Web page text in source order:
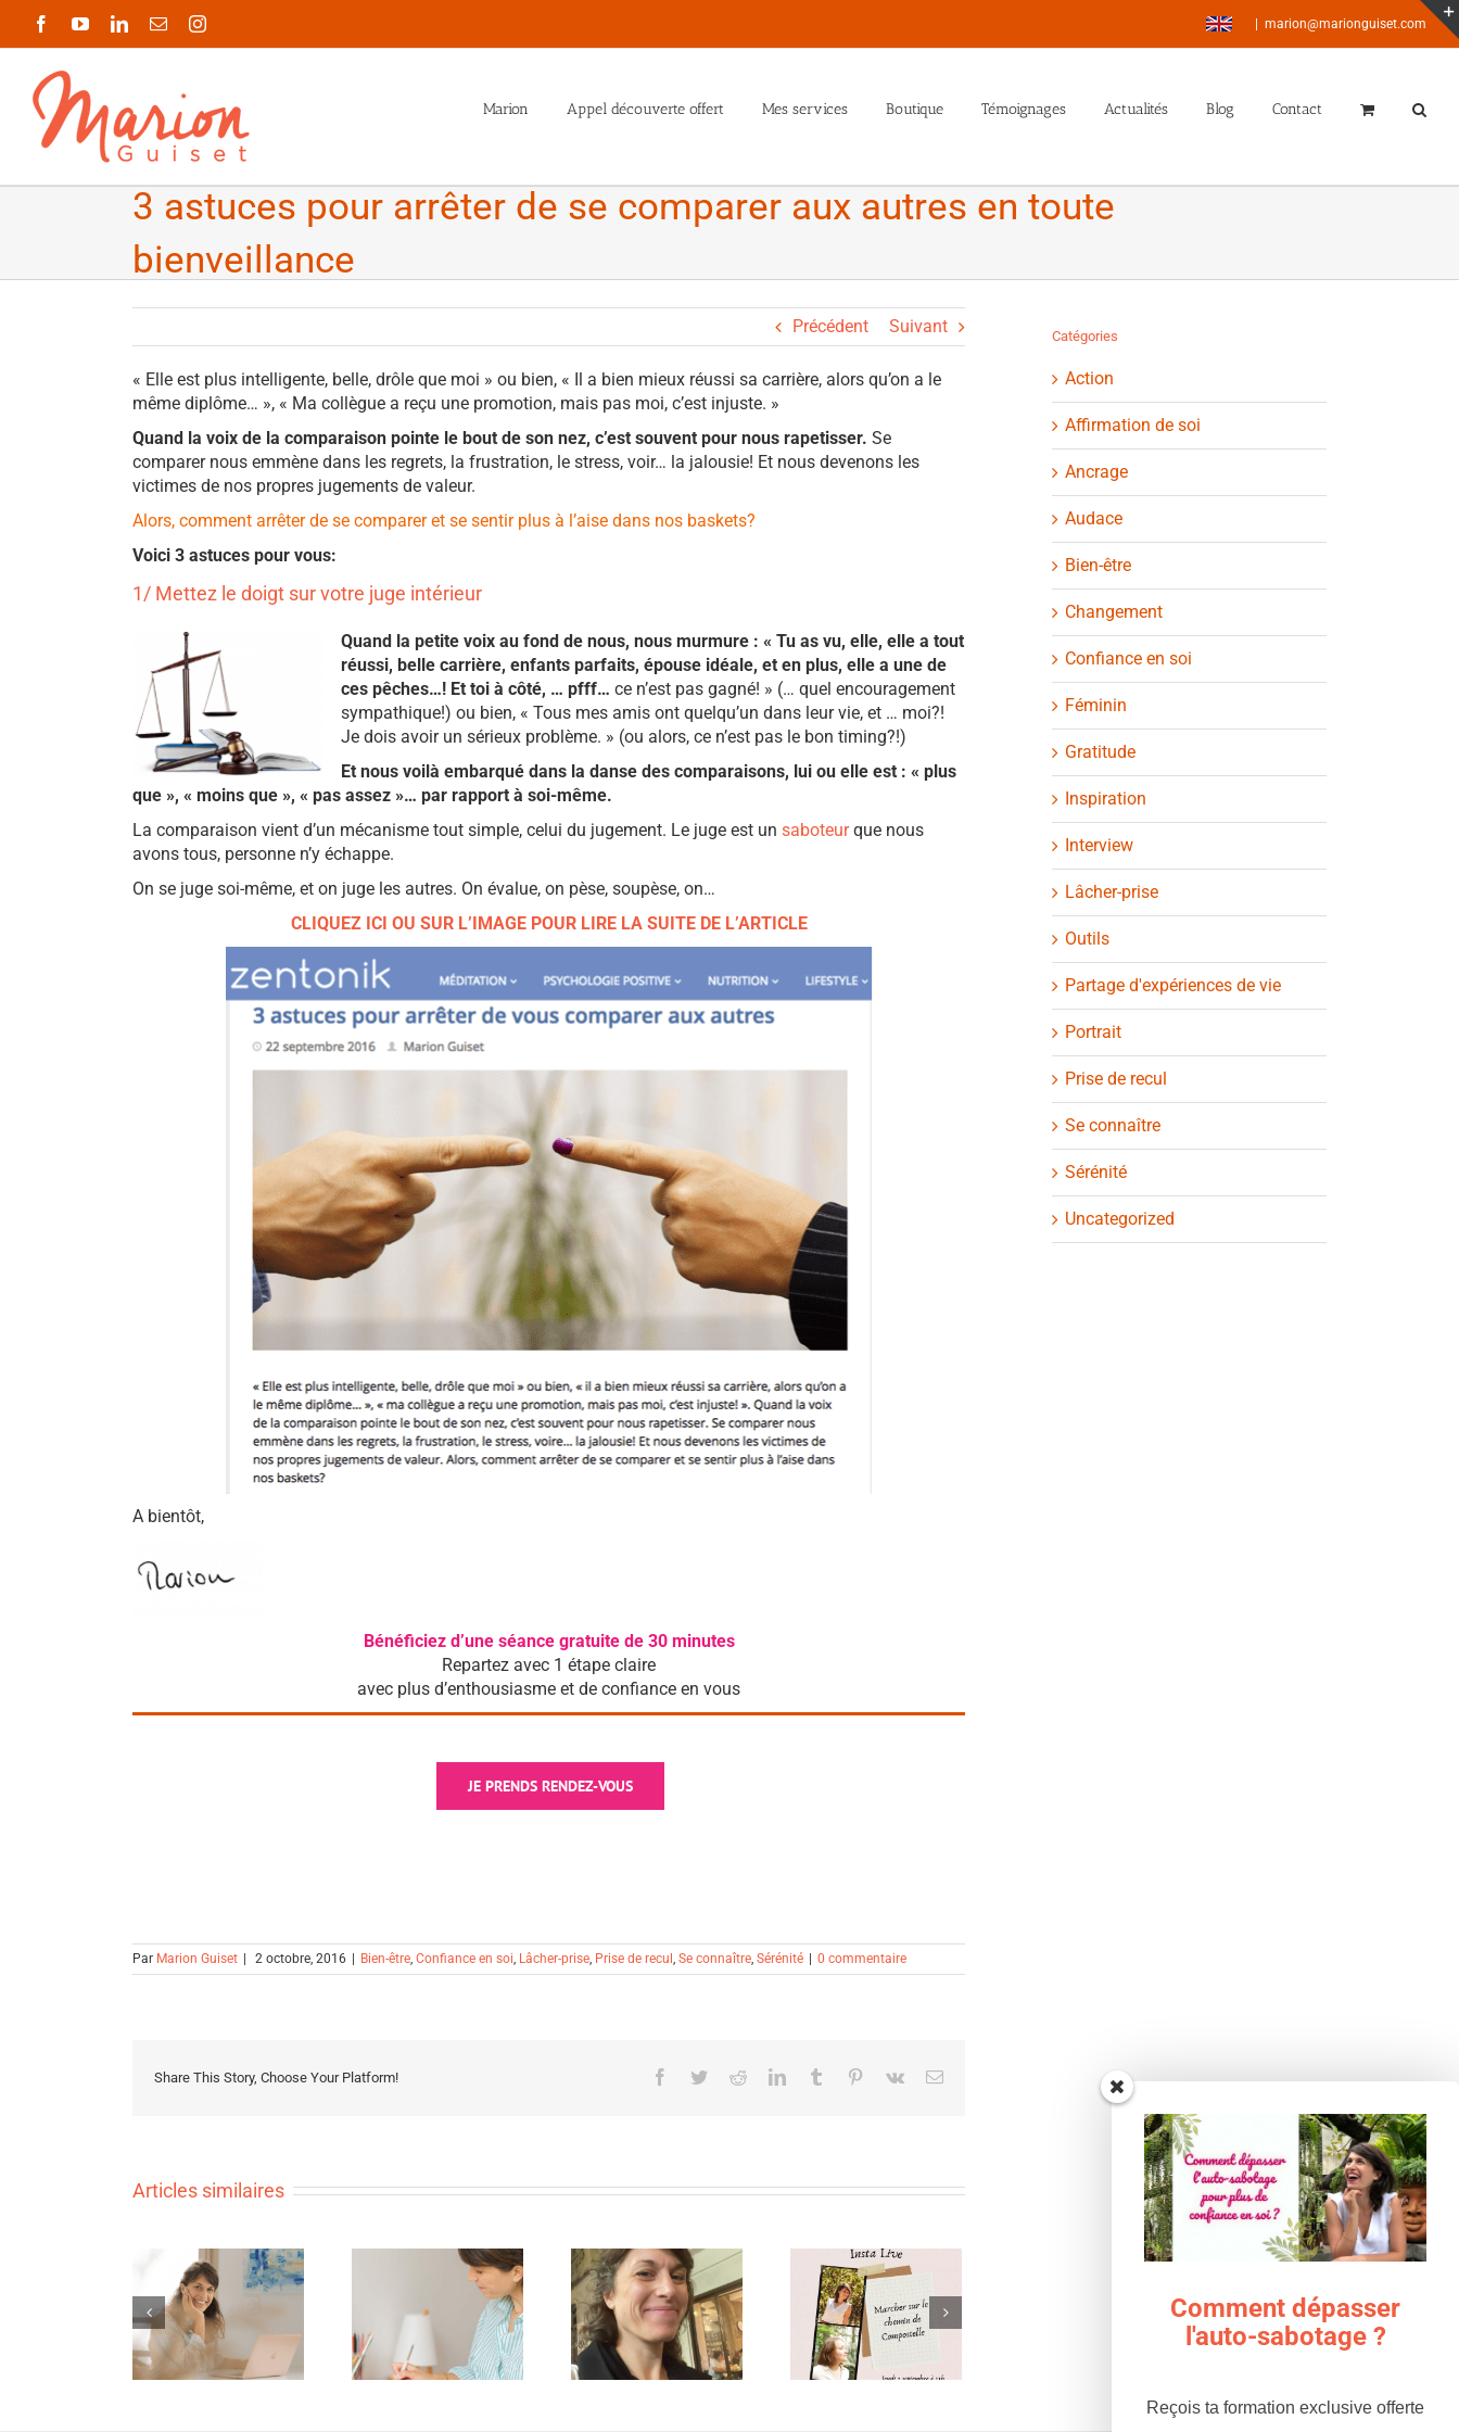
Passer
FacebookYouTubeLinkedIn
EmailInstagram marion@marionguiset.com
Marion Appel découverte offert Mes services Boutique Témoignages Actualités Blog Contact
3 astuces pour arrêter de se comparer aux autres en toute
bienveillance
Précédent Suivant
« Elle est plus intelligente, belle, drôle que moi » ou bien, « Il a bien mieux réussi sa carrière, alors qu’on a le
même diplôme… », « Ma collègue a reçu une promotion, mais pas moi, c’est injuste. »
Quand la voix de la comparaison pointe le bout de son nez, c’est souvent pour nous rapetisser. Se
comparer nous emmène dans les regrets, la frustration, le stress, voir… la jalousie! Et nous devenons les
victimes de nos propres jugements de valeur.
Alors, comment arrêter de se comparer et se sentir plus à l’aise dans nos baskets?
Voici 3 astuces pour vous:
1/ Mettez le doigt sur votre juge intérieur
Quand la petite voix au fond de nous, nous murmure : « Tu as vu, elle, elle a tout
réussi, belle carrière, enfants parfaits, épouse idéale, et en plus, elle a une de
ces pêches…! Et toi à côté, … pfff… ce n’est pas gagné! » (… quel encouragement
sympathique!) ou bien, « Tous mes amis ont quelqu’un dans leur vie, et … moi?!
Je dois avoir un sérieux problème. » (ou alors, ce n’est pas le bon timing?!)
Et nous voilà embarqué dans la danse des comparaisons, lui ou elle est : « plus
que », « moins que », « pas assez »… par rapport à soi­-même.
La comparaison vient d’un mécanisme tout simple, celui du jugement. Le juge est un saboteurque nous
avons tous, personne n’y échappe.
On se juge soi­-même, et on juge les autres. On évalue, on pèse, soupèse, on…
CLIQUEZ ICI OU SUR L’IMAGE POUR LIRE LA SUITE DE L’ARTICLE
A bientôt,
Bénéficiez d’une séance gratuite de 30 minutes
Repartez avec 1 étape claire
avec plus d’enthousiasme et de confiance en vous
JE PRENDS RENDEZ-VOUS
Par Marion Guiset 2 octobre, 2016 Bien-être, Confiance en soi, Lâcher-prise, Prise de recul , Se connaître, Sérénité 0 commentaire
Share This Story, Choose Your Platform! Facebook
TwitterRedditLinkedInTumblr Pinterest
Vk Email
Articles similaires
Une nouvelle année
possibles ???? – fais
ton bilan et repars
inspirée
Je ne voulais pas
partir
Interview croisée –
Notre expérience du
Chemin de St
Jacques de
Compostelle
Interview Experte –
Comment utiliser nos
énergies pour
surmonter les
périodes d’incertitude
Catégories
Action
Affirmation de soi
Ancrage
Audace
Bien-être
Changement
Confiance en soi
Féminin
Gratitude
Inspiration
Interview
Lâcher-prise
Outils
Partage d'expériences de vie
Portrait
Prise de recul
Se connaître
Sérénité
Uncategorized
Comment dépasser
l'auto-sabotage ?
Reçois ta formation exclusive offerte